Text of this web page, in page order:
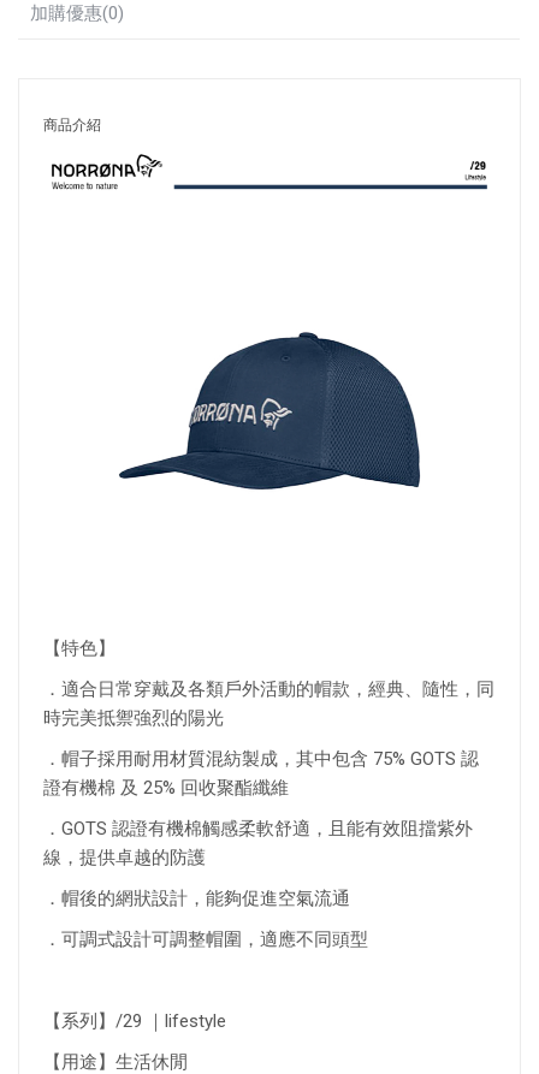
加購優惠(0)
商品介紹
【特色】
．適合日常穿戴及各類戶外活動的帽款，經典、隨性，同
時完美抵禦強烈的陽光
．帽子採用耐用材質混紡製成，其中包含 75% GOTS 認
證有機棉 及 25% 回收聚酯纖維
．GOTS 認證有機棉觸感柔軟舒適，且能有效阻擋紫外
線，提供卓越的防護
．帽後的網狀設計，能夠促進空氣流通
．可調式設計可調整帽圍，適應不同頭型
【系列】/29 ｜lifestyle
【用途】生活休閒